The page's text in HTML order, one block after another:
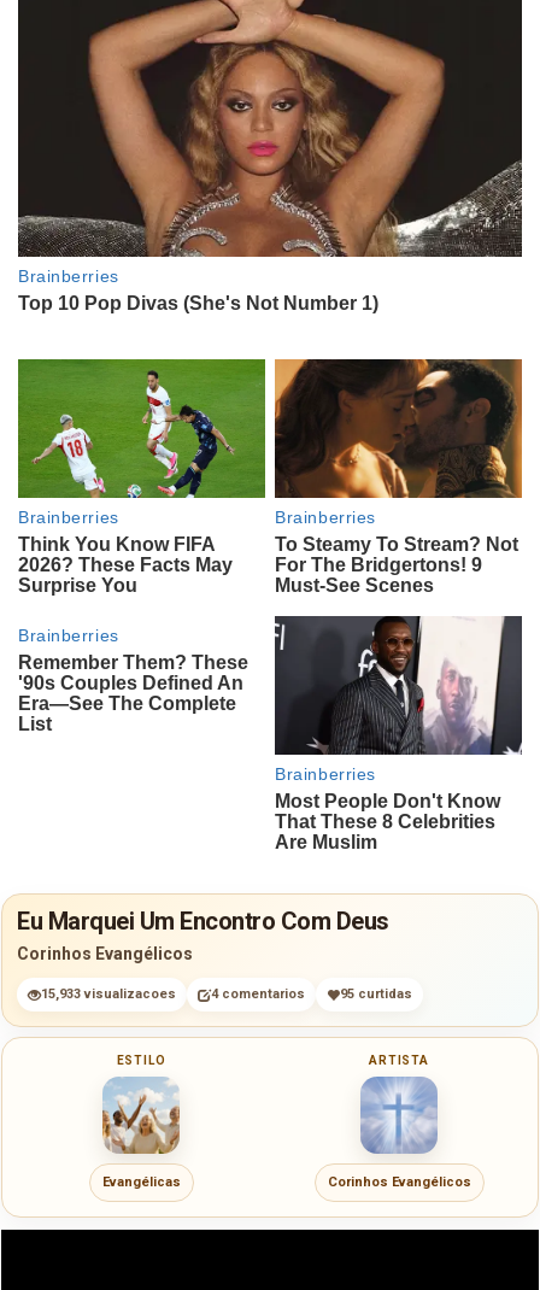
Eu Marquei Um Encontro Com Deus
Corinhos Evangélicos
15,933 visualizacoes 4 comentarios 95 curtidas
ESTILO
Evangélicas
ARTISTA
Corinhos Evangélicos